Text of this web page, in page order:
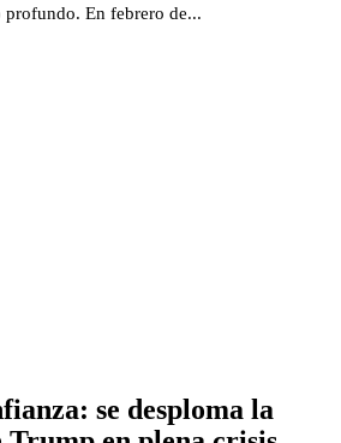
profundo. En febrero de...
se desploma la